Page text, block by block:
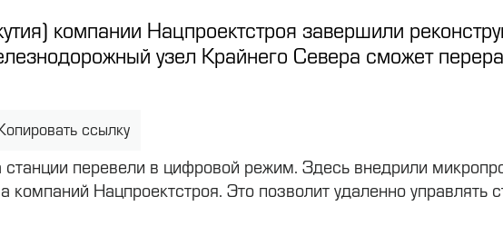
компании Нацпроектстроя завершили
узел Крайнего Севера сможет
ссылку
перевели в цифровой режим. Здесь внедрили
компаний Нацпроектстроя. Это позволит удаленно